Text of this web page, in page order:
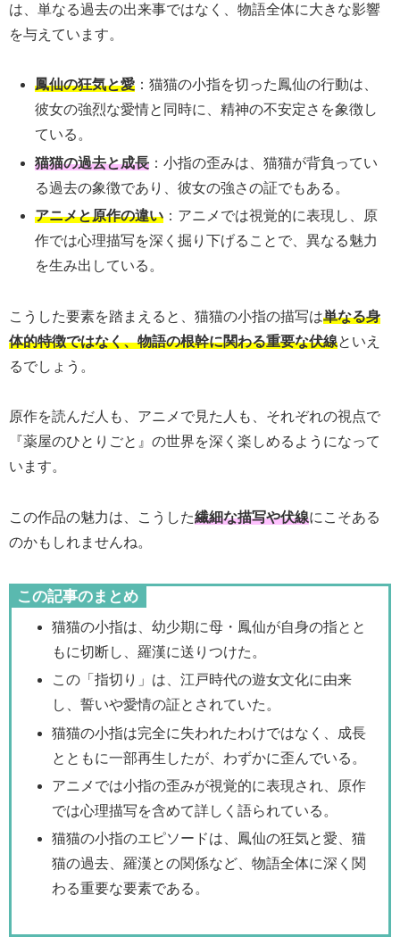
は、単なる過去の出来事ではなく、物語全体に大きな影響
を与えています。
鳳仙の狂気と愛 ：猫猫の小指を切った鳳仙の行動は、
彼女の強烈な愛情と同時に、精神の不安定さを象徴し
ている。
猫猫の過去と成長 ：小指の歪みは、猫猫が背負ってい
る過去の象徴であり、彼女の強さの証でもある。
アニメと原作の違い ：アニメでは視覚的に表現し、原
作では心理描写を深く掘り下げることで、異なる魅力
を生み出している。
こうした要素を踏まえると、猫猫の小指の描写は単なる身
体的特徴ではなく、物語の根幹に関わる重要な伏線といえ
るでしょう。
原作を読んだ人も、アニメで見た人も、それぞれの視点で
『薬屋のひとりごと』の世界を深く楽しめるようになって
います。
この作品の魅力は、こうした繊細な描写や伏線にこそある
のかもしれませんね。
この記事のまとめ
猫猫の小指は、幼少期に母・鳳仙が自身の指とと
もに切断し、羅漢に送りつけた。
この「指切り」は、江戸時代の遊女文化に由来
し、誓いや愛情の証とされていた。
猫猫の小指は完全に失われたわけではなく、成長
とともに一部再生したが、わずかに歪んでいる。
アニメでは小指の歪みが視覚的に表現され、原作
では心理描写を含めて詳しく語られている。
猫猫の小指のエピソードは、鳳仙の狂気と愛、猫
猫の過去、羅漢との関係など、物語全体に深く関
わる重要な要素である。